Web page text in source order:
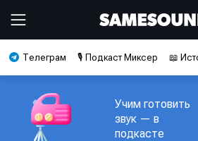
Телеграм 🎙️ Подкаст Миксер 📖
Учим готовить
звук — в
подкасте